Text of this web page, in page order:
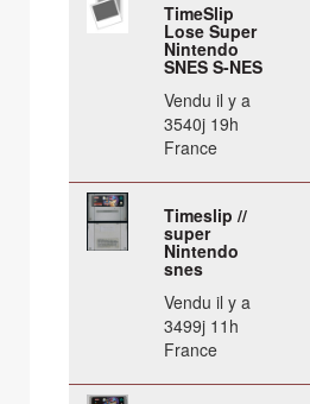
TimeSlip
Lose Super
Nintendo
SNES S-NES
Vendu il y a
3540j 19h
France
Timeslip //
super
Nintendo
snes
Vendu il y a
3499j 11h
France